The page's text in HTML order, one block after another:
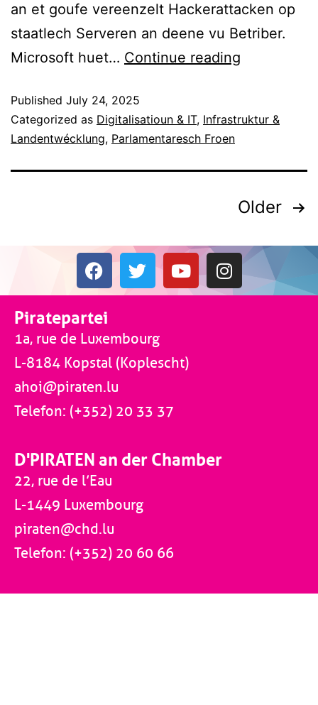
an et goufe vereenzelt Hackerattacken op
staatlech Serveren an deene vu Betriber.
Microsoft huet… Continue reading
Published July 24, 2025
Categorized as Digitalisatioun & IT, Infrastruktur &
Landentwécklung, Parlamentaresch Froen
Older
Piratepartei
1a, rue de Luxembourg
L-8184 Kopstal (Koplescht)
ahoi@piraten.lu
Telefon: (+352) 20 33 37
D'PIRATEN an der Chamber
22, rue de l’Eau
L-1449 Luxembourg
piraten@chd.lu
Telefon: (+352) 20 60 66